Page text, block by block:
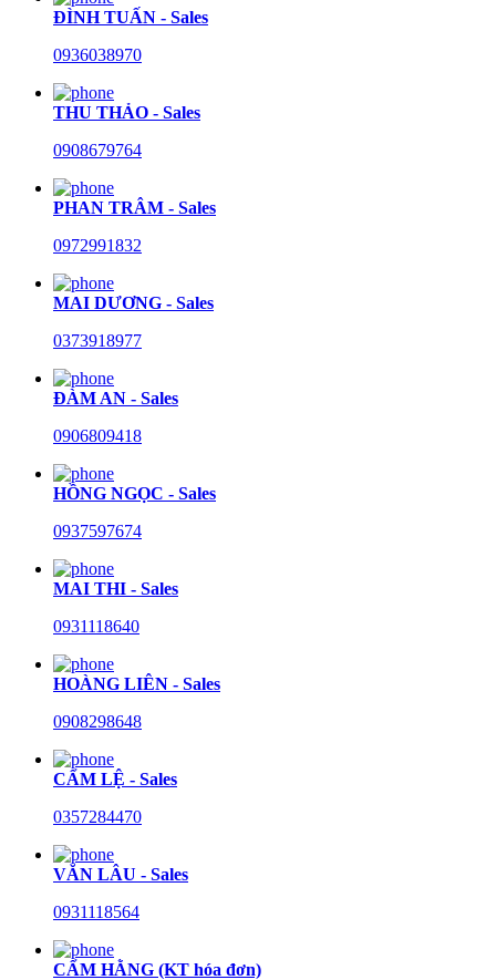
ĐÌNH TUẤN - Sales
0936038970
THU THẢO - Sales
0908679764
PHAN TRÂM - Sales
0972991832
MAI DƯƠNG - Sales
0373918977
ĐÀM AN - Sales
0906809418
HỒNG NGỌC - Sales
0937597674
MAI THI - Sales
0931118640
HOÀNG LIÊN - Sales
0908298648
CẨM LỆ - Sales
0357284470
VĂN LÂU - Sales
0931118564
CẨM HẰNG (KT hóa đơn)